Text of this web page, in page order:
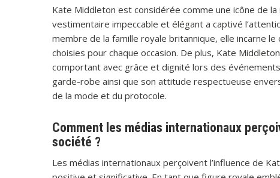
Kate Middleton est considérée comme une icône de
vestimentaire impeccable et élégant a captivé
membre de la famille royale britannique, elle incarne
choisies pour chaque occasion. De plus, Kate
comportant avec grâce et dignité lors des
garde-robe ainsi que son attitude respectueuse
de la mode et du protocole.
Comment les médias internationaux
société ?
Les médias internationaux perçoivent l’influence de